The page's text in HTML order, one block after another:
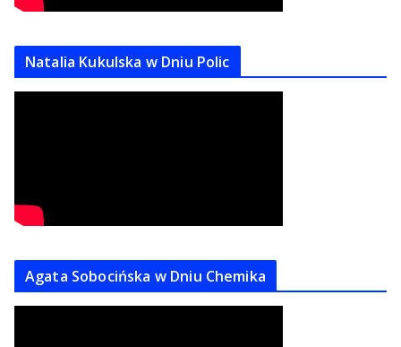
Natalia Kukulska w Dniu Polic
Agata Sobocińska w Dniu Chemika